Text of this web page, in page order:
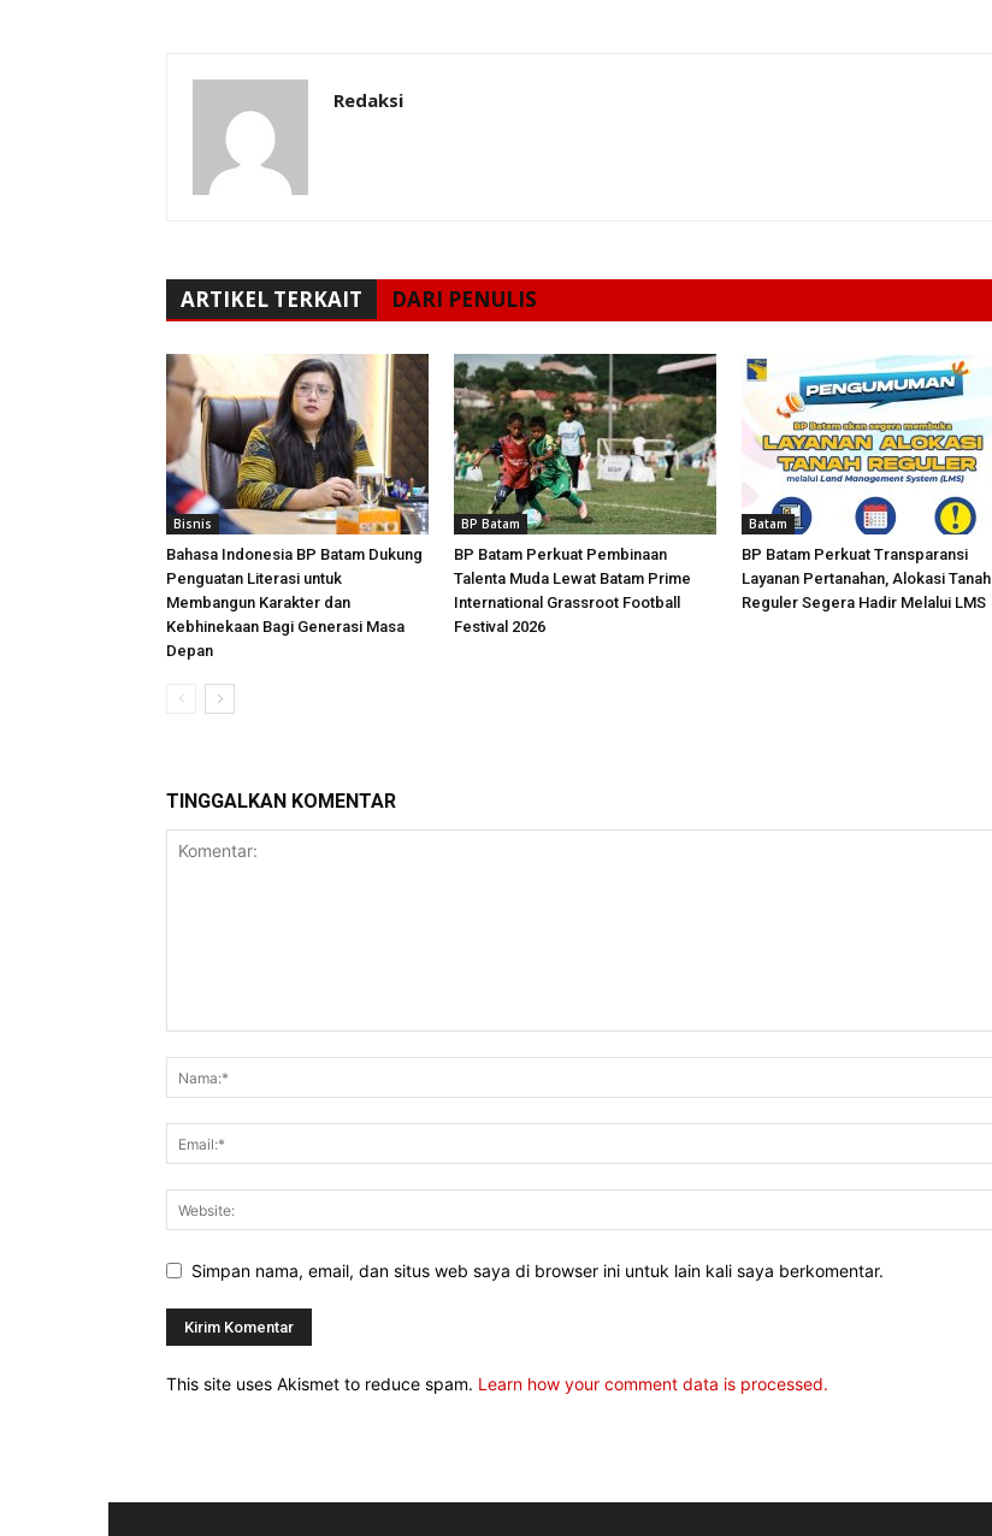
Redaksi
ARTIKEL TERKAIT DARI PENULIS
Bisnis
Bahasa Indonesia BP Batam Dukung
Penguatan Literasi untuk
Membangun Karakter dan
Kebhinekaan Bagi Generasi Masa
Depan
BP Batam
BP Batam Perkuat Pembinaan
Talenta Muda Lewat Batam Prime
International Grassroot Football
Festival 2026
Batam
BP Batam Perkuat Transparansi
Layanan Pertanahan, Alokasi Tanah
Reguler Segera Hadir Melalui LMS
TINGGALKAN KOMENTAR
Simpan nama, email, dan situs web saya di browser ini untuk lain kali saya berkomentar.
This site uses Akismet to reduce spam. Learn how your comment data is processed.